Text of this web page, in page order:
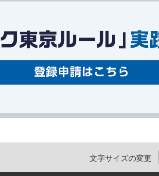
文字サイズの変更